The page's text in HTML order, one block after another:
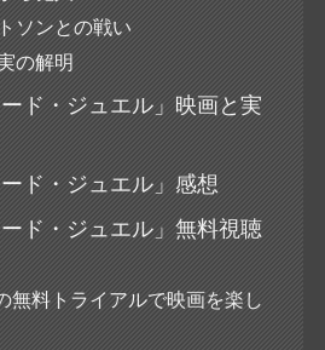
ソンとの戦い
の解明
ド・ジュエル」映画と実
ド・ジュエル」感想
ド・ジュエル」無料視聴
無料トライアルで映画を楽し